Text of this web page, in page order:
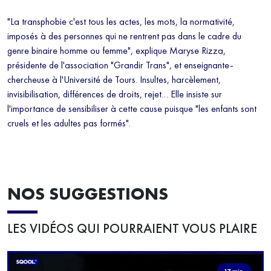
"La transphobie c'est tous les actes, les mots, la normativité,
imposés à des personnes qui ne rentrent pas dans le cadre du
genre binaire homme ou femme", explique Maryse Rizza,
présidente de l'association "Grandir Trans", et enseignante-
chercheuse à l'Université de Tours. Insultes, harcèlement,
invisibilisation, différences de droits, rejet… Elle insiste sur
l'importance de sensibiliser à cette cause puisque "les enfants sont
cruels et les adultes pas formés".
NOS SUGGESTIONS
LES VIDÉOS QUI POURRAIENT VOUS PLAIRE